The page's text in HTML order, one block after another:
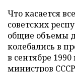
Что касается
советских
общие объемы
колебались в
в сентябре
министров